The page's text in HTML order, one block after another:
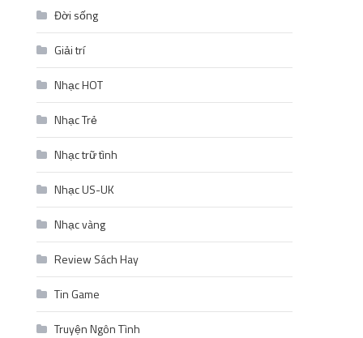
Đời sống
Giải trí
Nhạc HOT
Nhạc Trẻ
Nhạc trữ tình
Nhạc US-UK
Nhạc vàng
Review Sách Hay
Tin Game
Truyện Ngôn Tình